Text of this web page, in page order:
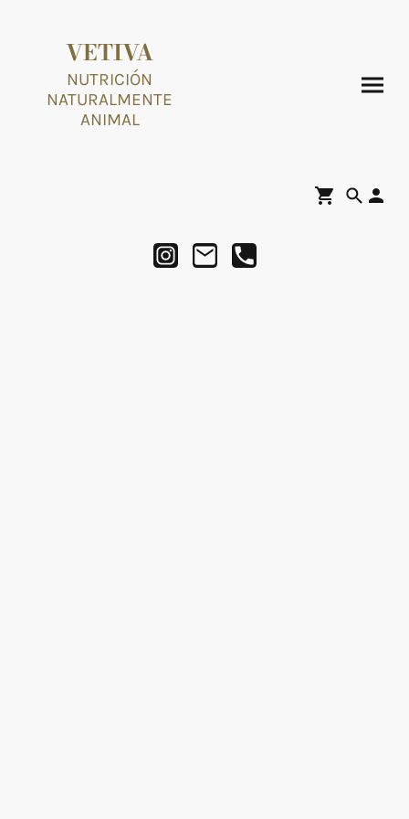
VETIVA
NUTRICIÓN
NATURALMENTE
ANIMAL